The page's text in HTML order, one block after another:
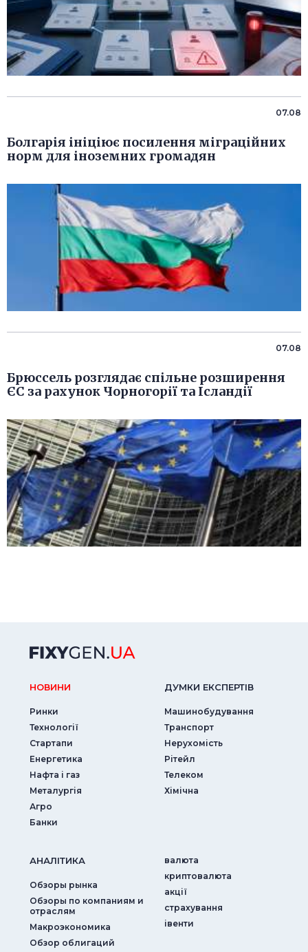
07.08
Болгарія ініціює посилення міграційних
норм для іноземних громадян
07.08
Брюссель розглядає спільне розширення
ЄС за рахунок Чорногорії та Ісландії
НОВИНИ
Ринки
Технології
Стартапи
Енергетика
Нафта і газ
Металургія
Агро
Банки
ДУМКИ ЕКСПЕРТIВ
Машинобудування
Транспорт
Нерухомість
Рітейл
Телеком
Хімічна
АНАЛIТИКА
Обзоры рынка
Обзоры по компаниям и
отраслям
Макроэкономика
Обзор облигаций
валюта
криптовалюта
акції
страхування
iвенти